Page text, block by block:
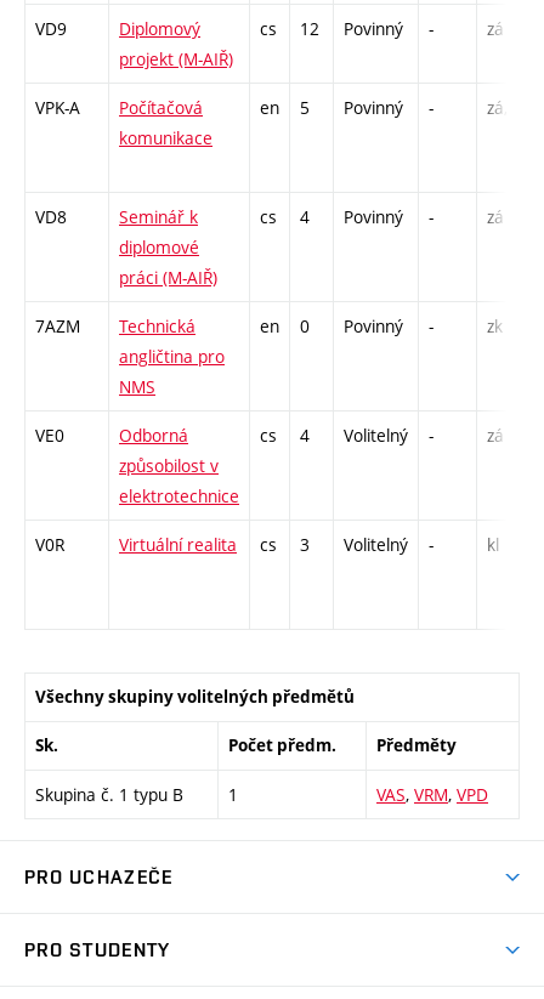
VD9
Diplomový
projekt (M-AIŘ)
cs 12 Povinný - zá
VPK-A
Počítačová
komunikace
en 5 Povinný - zá,zk
VD8
Seminář k
diplomové
práci (M-AIŘ)
cs 4 Povinný - zá
7AZM
Technická
angličtina pro
NMS
en 0 Povinný - zk
VE0
Odborná
způsobilost v
elektrotechnice
cs 4 Volitelný - zá
V0R Virtuální realita cs 3 Volitelný - kl
Všechny skupiny volitelných předmětů
Sk. Počet předm. Předměty
Skupina č. 1 typu B 1 VAS, VRM, VPD
PRO UCHAZEČE
PRO STUDENTY